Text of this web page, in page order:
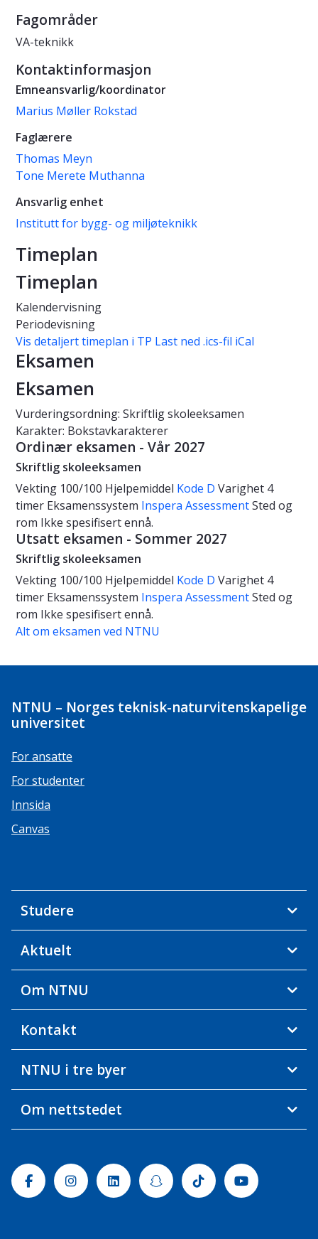
Fagområder
VA-teknikk
Kontaktinformasjon
Emneansvarlig/koordinator
Marius Møller Rokstad
Faglærere
Thomas Meyn
Tone Merete Muthanna
Ansvarlig enhet
Institutt for bygg- og miljøteknikk
Timeplan
Timeplan
Kalendervisning
Periodevisning
Vis detaljert timeplan i TP Last ned .ics-fil iCal
Eksamen
Eksamen
Vurderingsordning: Skriftlig skoleeksamen
Karakter: Bokstavkarakterer
Ordinær eksamen - Vår 2027
Skriftlig skoleeksamen
Vekting 100/100 Hjelpemiddel Kode D Varighet 4
timer Eksamenssystem Inspera AssessmentSted og
rom Ikke spesifisert ennå.
Utsatt eksamen - Sommer 2027
Skriftlig skoleeksamen
Vekting 100/100 Hjelpemiddel Kode D Varighet 4
timer Eksamenssystem Inspera AssessmentSted og
rom Ikke spesifisert ennå.
Alt om eksamen ved NTNU
NTNU – Norges teknisk-naturvitenskapelige
universitet
For ansatte
For studenter
Innsida
Canvas
Studere
Aktuelt
Om NTNU
Kontakt
NTNU i tre byer
Om nettstedet
FacebookInstagramLinkedinSnapchatTiktok Youtube